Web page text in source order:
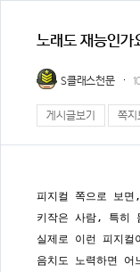
노래도 재능인가
S클래스천문
게시글보기 쪽지
피지컬 쪽으로 보면,
키작은 사람, 특히
실제로 이런 피지컬
음치도 노력하면